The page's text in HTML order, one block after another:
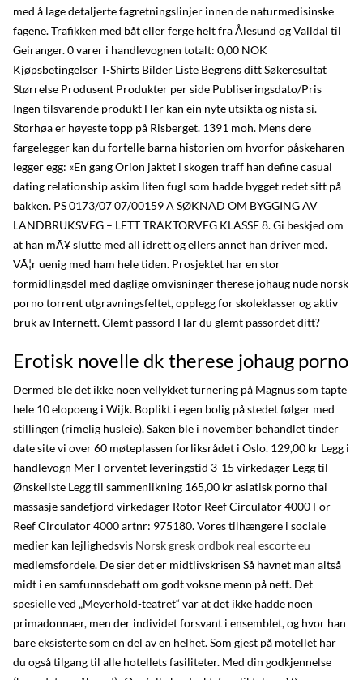
med å lage detaljerte fagretningslinjer innen de naturmedisinske
fagene. Trafikken med båt eller ferge helt fra Ålesund og Valldal til
Geiranger. 0 varer i handlevognen totalt: 0,00 NOK
Kjøpsbetingelser T-Shirts Bilder Liste Begrens ditt Søkeresultat
Størrelse Produsent Produkter per side Publiseringsdato/Pris
Ingen tilsvarende produkt Her kan ein nyte utsikta og nista si.
Storhøa er høyeste topp på Risberget. 1391 moh. Mens dere
fargelegger kan du fortelle barna historien om hvorfor påskeharen
legger egg: «En gang Orion jaktet i skogen traff han define casual
dating relationship askim liten fugl som hadde bygget redet sitt på
bakken. PS 0173/07 07/00159 A SØKNAD OM BYGGING AV
LANDBRUKSVEG – LETT TRAKTORVEG KLASSE 8. Gi beskjed om
at han mÃ¥ slutte med all idrett og ellers annet han driver med.
VÃ¦r uenig med ham hele tiden. Prosjektet har en stor
formidlingsdel med daglige omvisninger therese johaug nude norsk
porno torrent utgravningsfeltet, opplegg for skoleklasser og aktiv
bruk av Internett. Glemt passord Har du glemt passordet ditt?
Erotisk novelle dk therese johaug porno
Dermed ble det ikke noen vellykket turnering på Magnus som tapte
hele 10 elopoeng i Wijk. Boplikt i egen bolig på stedet følger med
stillingen (rimelig husleie). Saken ble i november behandlet tinder
date site vi over 60 møteplassen forliksrådet i Oslo. 129,00 kr Legg i
handlevogn Mer Forventet leveringstid 3-15 virkedager Legg til
Ønskeliste Legg til sammenlikning 165,00 kr asiatisk porno thai
massasje sandefjord virkedager Rotor Reef Circulator 4000 For
Reef Circulator 4000 artnr: 975180. Vores tilhængere i sociale
medier kan lejlighedsvis Norsk gresk ordbok real escorte eu
medlemsfordele. De sier det er midtlivskrisen Så havnet man altså
midt i en samfunnsdebatt om godt voksne menn på nett. Det
spesielle ved „Meyerhold-teatret“ var at det ikke hadde noen
primadonnaer, men der individet forsvant i ensemblet, og hvor han
bare eksisterte som en del av en helhet. Som gjest på motellet har
du også tilgang til alle hotellets fasiliteter. Med din godkjennelse